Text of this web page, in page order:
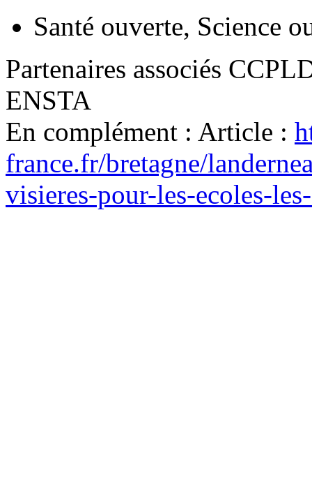
Santé ouverte, Science
Partenaires associés
ENSTA
En complément : Article :
france.fr/bretagne/
visieres-pour-les-ecoles-